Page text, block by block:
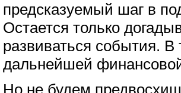
предсказуемый шаг в
Остается только
развиваться события. В
дальнейшей
Но не будем